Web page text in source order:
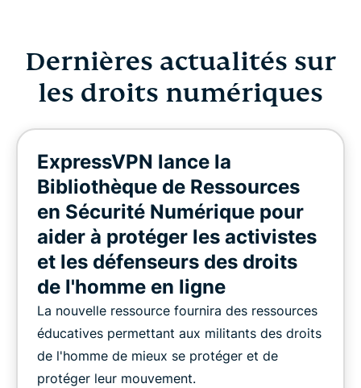
Dernières actualités sur
les droits numériques
ExpressVPN lance la
Bibliothèque de Ressources
en Sécurité Numérique pour
aider à protéger les activistes
et les défenseurs des droits
de l'homme en ligne
La nouvelle ressource fournira des ressources
éducatives permettant aux militants des droits
de l'homme de mieux se protéger et de
protéger leur mouvement.